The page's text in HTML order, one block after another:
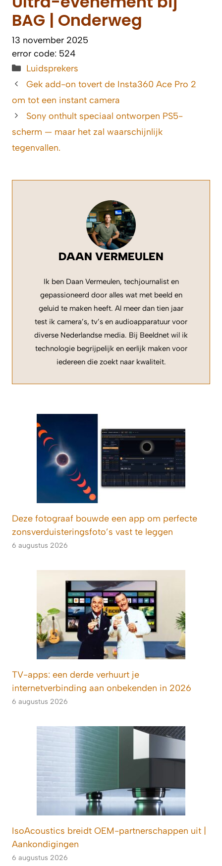
BAG | Onderweg
13 november 2025
error code: 524
Categorieën
Luidsprekers
Gek add-on tovert de Insta360 Ace Pro 2
om tot een instant camera
Sony onthult speciaal ontworpen PS5-
scherm — maar het zal waarschijnlijk
tegenvallen.
DAAN VERMEULEN
Ik ben Daan Vermeulen, techjournalist en
gepassioneerd door alles wat met beeld en
geluid te maken heeft. Al meer dan tien jaar
test ik camera’s, tv’s en audioapparatuur voor
diverse Nederlandse media. Bij Beeldnet wil ik
technologie begrijpelijk en eerlijk maken voor
iedereen die zoekt naar kwaliteit.
Deze fotograaf bouwde een app om perfecte
zonsverduisteringsfoto’s vast te leggen
6 augustus 2026
TV-apps: een derde verhuurt je
internetverbinding aan onbekenden in 2026
6 augustus 2026
IsoAcoustics breidt OEM-partnerschappen uit |
Aankondigingen
6 augustus 2026